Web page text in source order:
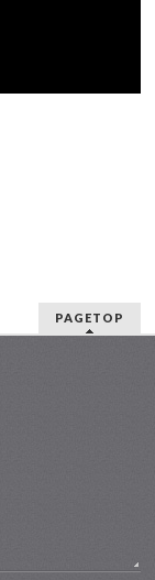
PAGETOP